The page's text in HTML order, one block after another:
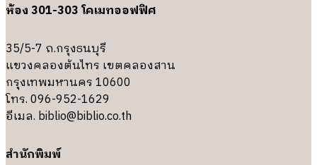
ห้อง 301-303 โคเมทออฟฟิศ
35/5-7 ถ.กรุงธนบุรี
แขวงคลองต้นไทร เขตคลองสาน
กรุงเทพมหานคร 10600
โทร. 096-952-1629
อีเมล. biblio@biblio.co.th
สำนักพิมพ์